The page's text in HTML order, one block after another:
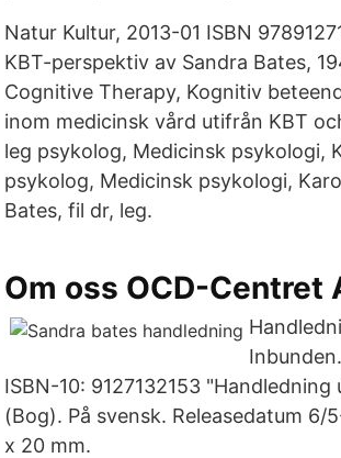
Natur Kultur, 2013-01 ISBN
KBT-perspektiv av Sandra Bates,
Cognitive Therapy, Kognitiv
inom medicinsk vård utifrån KBT
leg psykolog, Medicinsk psykologi,
psykolog, Medicinsk psykologi,
Bates, fil dr, leg.
Om oss OCD-Centret
ISBN-10: 9127132153
(Bog). På svensk. Releasedatum
x 20 mm.